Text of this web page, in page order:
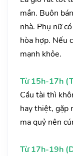
mắn. Buôn
nhà. Phụ nữ
hòa hợp. Nếu
mạnh khỏe.
Từ 15h-17h
Cầu tài thì
hay thiệt, gặp
ma quỷ nên
Từ 17h-19h